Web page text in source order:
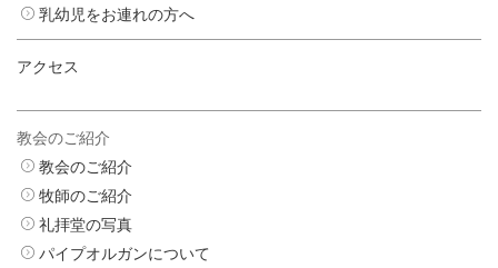
乳幼児をお連れの方へ
アクセス
教会のご紹介
教会のご紹介
牧師のご紹介
礼拝堂の写真
パイプオルガンについて